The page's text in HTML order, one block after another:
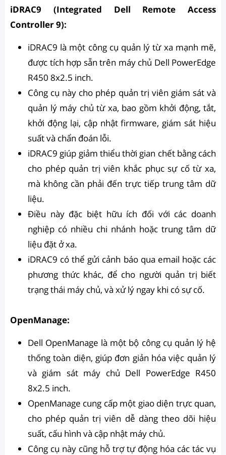
iDRAC9 (Integrated Dell Remote Access
Controller 9):
iDRAC9 là một công cụ quản lý từ xa mạnh mẽ,
được tích hợp sẵn trên máy chủ Dell PowerEdge
R450 8x2.5 inch.
Công cụ này cho phép quản trị viên giám sát và
quản lý máy chủ từ xa, bao gồm khởi động, tắt,
khởi động lại, cập nhật firmware, giám sát hiệu
suất và chẩn đoán lỗi.
iDRAC9 giúp giảm thiểu thời gian chết bằng cách
cho phép quản trị viên khắc phục sự cố từ xa,
mà không cần phải đến trực tiếp trung tâm dữ
liệu.
Điều này đặc biệt hữu ích đối với các doanh
nghiệp có nhiều chi nhánh hoặc trung tâm dữ
liệu đặt ở xa.
iDRAC9 có thể gửi cảnh báo qua email hoặc các
phương thức khác, để cho người quản trị biết
trạng thái máy chủ, và xử lý ngay khi có sự cố.
OpenManage:
Dell OpenManage là một bộ công cụ quản lý hệ
thống toàn diện, giúp đơn giản hóa việc quản lý
và giám sát máy chủ Dell PowerEdge R450
8x2.5 inch.
OpenManage cung cấp một giao diện trực quan,
cho phép quản trị viên dễ dàng theo dõi hiệu
suất, cấu hình và cập nhật máy chủ.
Công cụ này cũng hỗ trợ tự động hóa các tác vụ